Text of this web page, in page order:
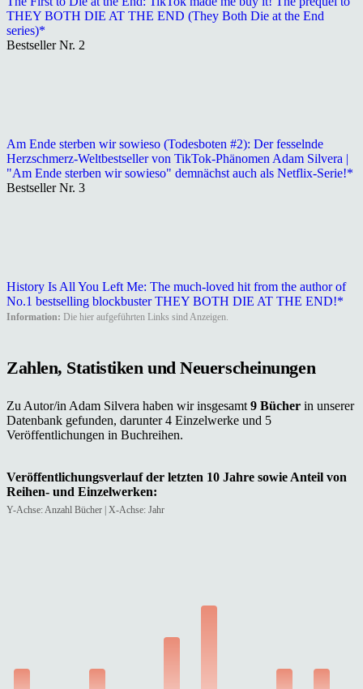
THEY BOTH DIE AT THE END (They Both Die at the End
series)*
Bestseller Nr. 2
Am Ende sterben wir sowieso (Todesboten #2): Der fesselnde
Herzschmerz-Weltbestseller von TikTok-Phänomen Adam Silvera |
"Am Ende sterben wir sowieso" demnächst auch als Netflix-Serie!*
Bestseller Nr. 3
History Is All You Left Me: The much-loved hit from the author of
No.1 bestselling blockbuster THEY BOTH DIE AT THE END!*
Information: Die hier aufgeführten Links sind Anzeigen.
Zahlen, Statistiken und Neuerscheinungen
Zu Autor/in Adam Silvera haben wir insgesamt 9 Bücher in unserer
Datenbank gefunden, darunter 4 Einzelwerke und 5
Veröffentlichungen in Buchreihen.
Veröffentlichungsverlauf der letzten 10 Jahre sowie Anteil von
Reihen- und Einzelwerken:
Y-Achse: Anzahl Bücher | X-Achse: Jahr